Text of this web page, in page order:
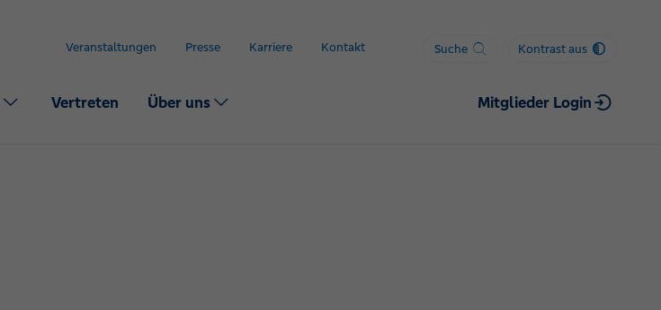
Veranstaltungen Presse Karriere Kontakt Suche Kontrast aus
Vertreten Über uns Mitglieder Login